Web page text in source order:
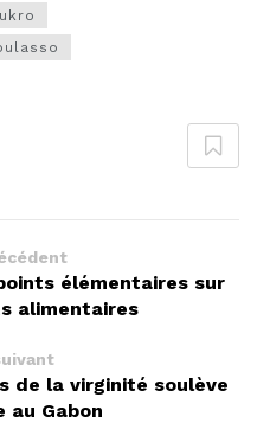
élémentaires sur
alimentaires
de la virginité soulève
au Gabon